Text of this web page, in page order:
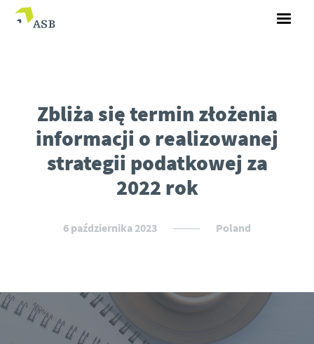
Zbliża się termin złożenia
informacji o realizowanej
strategii podatkowej za
2022 rok
6 października 2023 Poland